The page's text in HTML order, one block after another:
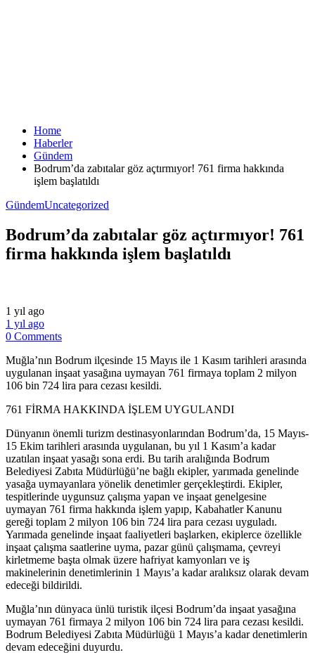
Home
Haberler
Gündem
Bodrum’da zabıtalar göz açtırmıyor! 761 firma hakkında
işlem başlatıldı
GündemUncategorized
Bodrum’da zabıtalar göz açtırmıyor! 761
firma hakkında işlem başlatıldı
1 yıl ago
1 yıl ago
0 Comments
Muğla’nın Bodrum ilçesinde 15 Mayıs ile 1 Kasım tarihleri arasında
uygulanan inşaat yasağına uymayan 761 firmaya toplam 2 milyon
106 bin 724 lira para cezası kesildi.
761 FİRMA HAKKINDA İŞLEM UYGULANDI
Dünyanın önemli turizm destinasyonlarından Bodrum’da, 15 Mayıs-
15 Ekim tarihleri arasında uygulanan, bu yıl 1 Kasım’a kadar
uzatılan inşaat yasağı sona erdi. Bu tarih aralığında Bodrum
Belediyesi Zabıta Müdürlüğü’ne bağlı ekipler, yarımada genelinde
yasağa uymayanlara yönelik denetimler gerçekleştirdi. Ekipler,
tespitlerinde uygunsuz çalışma yapan ve inşaat genelgesine
uymayan 761 firma hakkında işlem yapıp, Kabahatler Kanunu
gereği toplam 2 milyon 106 bin 724 lira para cezası uyguladı.
Yarımada genelinde inşaat faaliyetleri başlarken, ekiplerce özellikle
inşaat çalışma saatlerine uyma, pazar günü çalışmama, çevreyi
kirletmeme başta olmak üzere hafriyat kamyonları ve iş
makinelerinin denetimlerinin 1 Mayıs’a kadar aralıksız olarak devam
edeceği bildirildi.
​Muğla’nın dünyaca ünlü turistik ilçesi Bodrum’da inşaat yasağına
uymayan 761 firmaya 2 milyon 106 bin 724 lira para cezası kesildi.
Bodrum Belediyesi Zabıta Müdürlüğü 1 Mayıs’a kadar denetimlerin
devam edeceğini duyurdu.